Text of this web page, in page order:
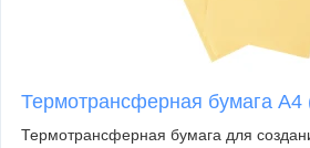
Термотрансферная бумага А4
Термотрансферная бумага для